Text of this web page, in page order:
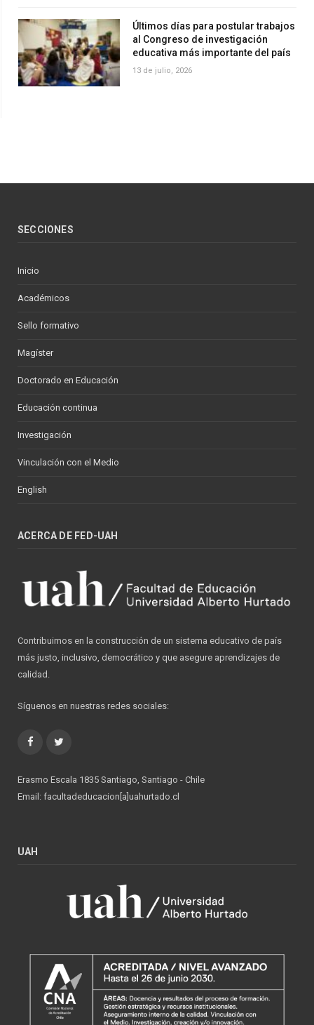
Últimos días para postular trabajos
al Congreso de investigación
educativa más importante del país
13 de julio, 2026
SECCIONES
Inicio
Académicos
Sello formativo
Magíster
Doctorado en Educación
Educación continua
Investigación
Vinculación con el Medio
English
ACERCA DE FED-UAH
Contribuimos en la construcción de un sistema educativo de país
más justo, inclusivo, democrático y que asegure aprendizajes de
calidad.
Síguenos en nuestras redes sociales:
Facebook
Erasmo Escala 1835 Santiago, Santiago - Chile
Email: facultadeducacion[a]uahurtado.cl
UAH